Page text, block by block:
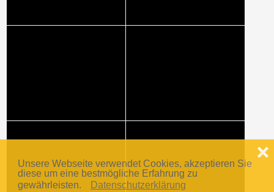
Unsere Webseite verwendet Cookies, akzeptieren Sie
diese um eine bestmögliche Erfahrung zu
gewährleisten.
Datenschutzerklärung
❌